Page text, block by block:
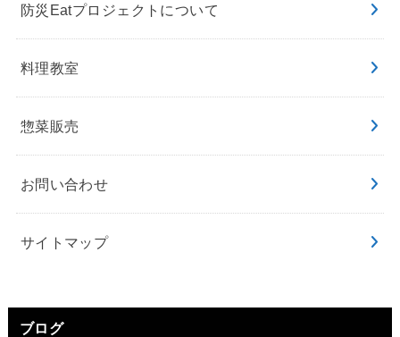
防災Eatプロジェクトについて
料理教室
惣菜販売
お問い合わせ
サイトマップ
ブログ